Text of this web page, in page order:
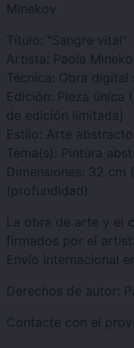
Minekov
Título: "Sangre vital"
Artista: Paola
Técnica: Obra digital
Edición: Pieza única
de edición limitada)
Estilo: Arte abstracto
Tema(s): Pintura
Dimensiones: 32 cm
(profundidad)
La obra de arte y el
firmados por el
Envío internacional
Derechos de autor:
Contacte con el